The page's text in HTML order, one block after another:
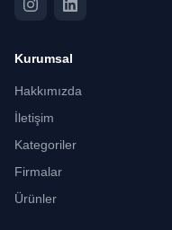
Kurumsal
Hakkımızda
İletişim
Kategoriler
Firmalar
Ürünler